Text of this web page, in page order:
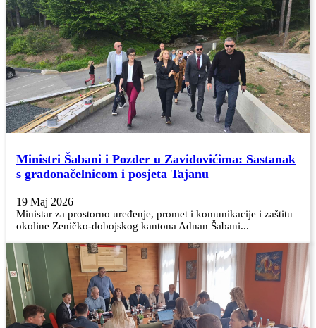
Ministri Šabani i Pozder u Zavidovićima: Sastanak
s gradonačelnicom i posjeta Tajanu
19 Maj 2026
Ministar za prostorno uređenje, promet i komunikacije i zaštitu
okoline Zeničko-dobojskog kantona Adnan Šabani...